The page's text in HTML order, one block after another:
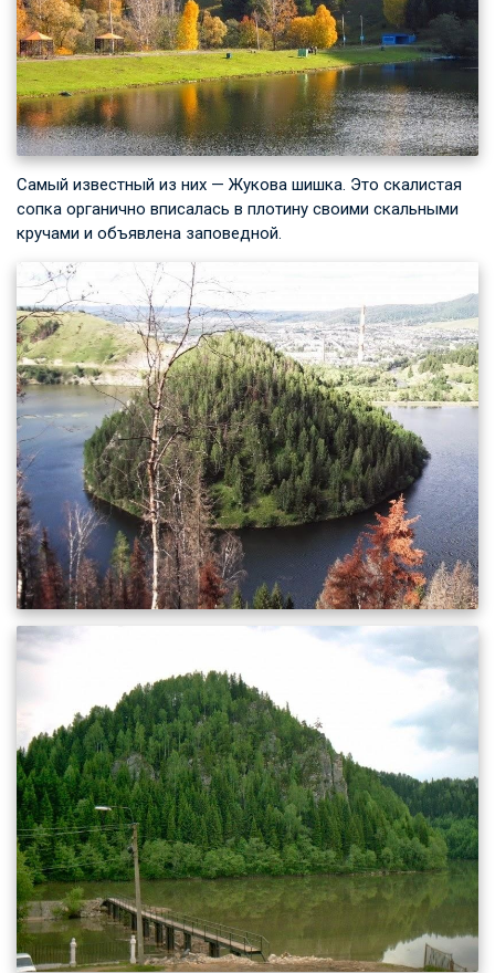
Самый известный из них — Жукова шишка. Это скалистая
сопка органично вписалась в плотину своими скальными
кручами и объявлена заповедной.